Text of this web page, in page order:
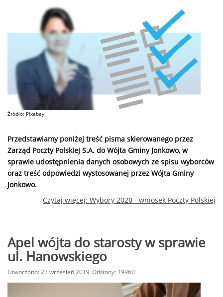
Źródło: Pixabay
Przedstawiamy poniżej treść pisma skierowanego przez
Zarząd Poczty Polskiej S.A. do Wójta Gminy Jonkowo, w
sprawie udostępnienia danych osobowych ze spisu wyborców
oraz treść odpowiedzi wystosowanej przez Wójta Gminy
Jonkowo.
Czytaj więcej: Wybory 2020 - wniosek Poczty Polskiej
Apel wójta do starosty w sprawie
ul. Hanowskiego
Utworzono: 23 wrzesień 2019 Odsłony: 19960